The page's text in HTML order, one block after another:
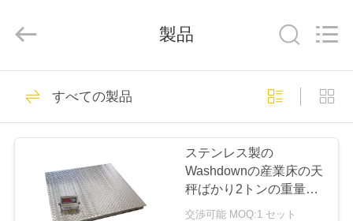
プ
2025
Reserved.
頑丈な橋ばかり
製品
すべての製品
ステンレス製の
Washdownの産業床の天
秤ばかり2トンの重量を
量る機械
交渉可能 MOQ:1 セット